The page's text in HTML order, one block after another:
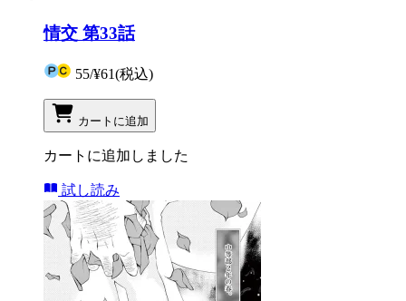
情交 第33話
55/¥61(税込)
カートに追加
カートに追加しました
試し読み